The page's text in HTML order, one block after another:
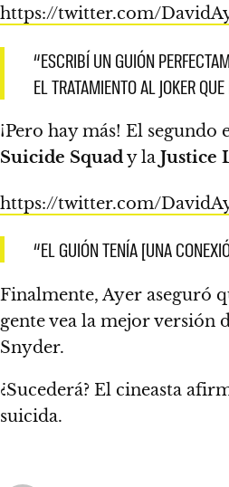
https://twitter.com/
“ESCRIBÍ UN GUIÓN
EL TRATAMIENTO AL JOKER
¡Pero hay más! El
Suicide Squady la Justice
https://twitter.com/
“EL GUIÓN TENÍA [UNA
Finalmente, Ayer aseguró
gente vea la mejor versión
Snyder.
¿Sucederá? El cineasta
suicida.